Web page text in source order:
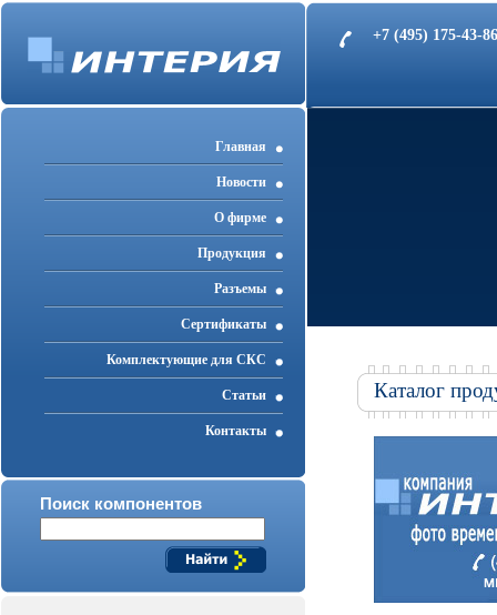
+7 (495) 175-43-
Главная
Новости
О фирме
Продукция
Разъемы
Cертификаты
Комплектующие для СКС
Статьи
Контакты
Поиск компонентов
Каталог